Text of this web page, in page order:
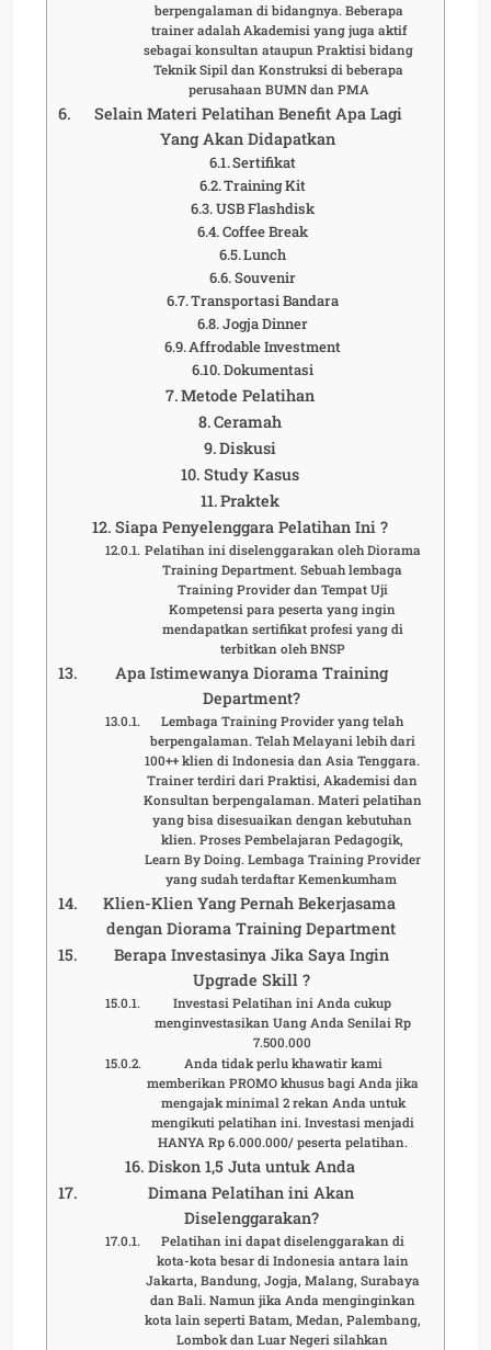
berpengalaman di bidangnya. Beberapa
trainer adalah Akademisi yang juga aktif
sebagai konsultan ataupun Praktisi bidang
Teknik Sipil dan Konstruksi di beberapa
perusahaan BUMN dan PMA
Selain Materi Pelatihan Benefit Apa Lagi
Yang Akan Didapatkan
Sertifikat
Training Kit
USB Flashdisk
Coffee Break
Lunch
Souvenir
Transportasi Bandara
Jogja Dinner
Affrodable Investment
Dokumentasi
Metode Pelatihan
Ceramah
Diskusi
Study Kasus
Praktek
Siapa Penyelenggara Pelatihan Ini ?
Pelatihan ini diselenggarakan oleh Diorama
Training Department. Sebuah lembaga
Training Provider dan Tempat Uji
Kompetensi para peserta yang ingin
mendapatkan sertifikat profesi yang di
terbitkan oleh BNSP
Apa Istimewanya Diorama Training
Department?
Lembaga Training Provider yang telah
berpengalaman. Telah Melayani lebih dari
100++ klien di Indonesia dan Asia Tenggara.
Trainer terdiri dari Praktisi, Akademisi dan
Konsultan berpengalaman. Materi pelatihan
yang bisa disesuaikan dengan kebutuhan
klien. Proses Pembelajaran Pedagogik,
Learn By Doing. Lembaga Training Provider
yang sudah terdaftar Kemenkumham
Klien-Klien Yang Pernah Bekerjasama
dengan Diorama Training Department
Berapa Investasinya Jika Saya Ingin
Upgrade Skill ?
Investasi Pelatihan ini Anda cukup
menginvestasikan Uang Anda Senilai Rp
7.500.000
Anda tidak perlu khawatir kami
memberikan PROMO khusus bagi Anda jika
mengajak minimal 2 rekan Anda untuk
mengikuti pelatihan ini. Investasi menjadi
HANYA Rp 6.000.000/ peserta pelatihan.
Diskon 1,5 Juta untuk Anda
Dimana Pelatihan ini Akan
Diselenggarakan?
Pelatihan ini dapat diselenggarakan di
kota-kota besar di Indonesia antara lain
Jakarta, Bandung, Jogja, Malang, Surabaya
dan Bali. Namun jika Anda menginginkan
kota lain seperti Batam, Medan, Palembang,
Lombok dan Luar Negeri silahkan